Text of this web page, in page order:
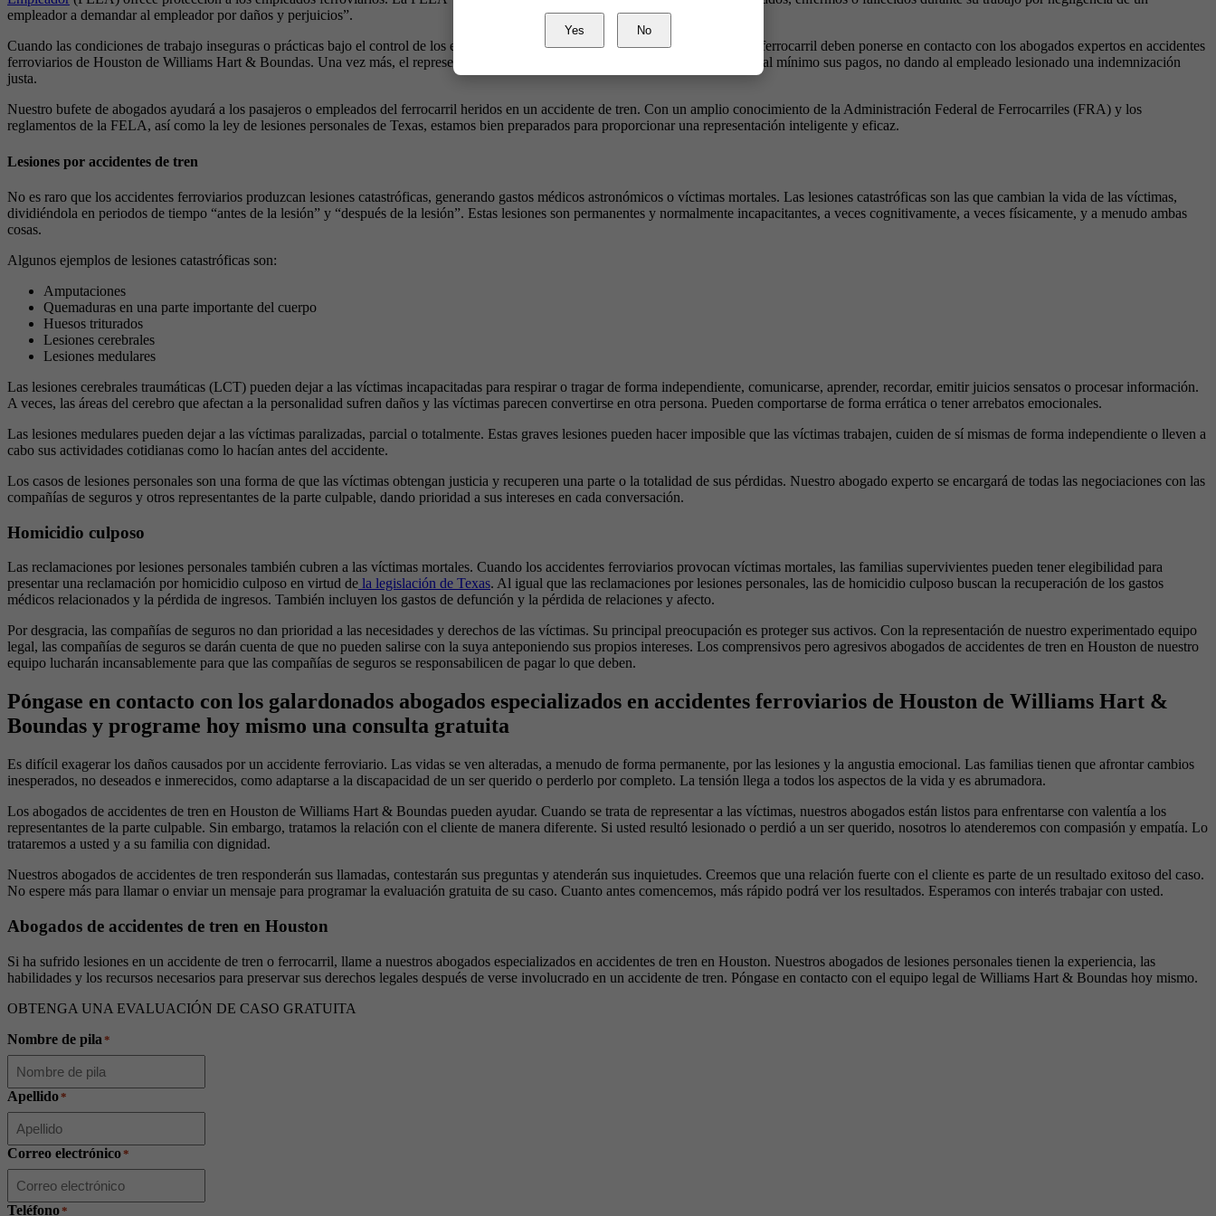
empleador a demandar al empleador por daños y perjuicios”.
Cuando las condiciones de trabajo inseguras o prácticas bajo el control de los empleadores provocan accidentes, los trabajadores del ferrocarril deben ponerse en contacto con los abogados expertos en accidentes
ferroviarios de Houston de Williams Hart & Boundas. Una vez más, el representante del empleador hará todo lo posible para reducir al mínimo sus pagos, no dando al empleado lesionado una indemnización
justa.
Nuestro bufete de abogados ayudará a los pasajeros o empleados del ferrocarril heridos en un accidente de tren. Con un amplio conocimiento de la Administración Federal de Ferrocarriles (FRA) y los
reglamentos de la FELA, así como la ley de lesiones personales de Texas, estamos bien preparados para proporcionar una representación inteligente y eficaz.
Lesiones por accidentes de tren
No es raro que los accidentes ferroviarios produzcan lesiones catastróficas, generando gastos médicos astronómicos o víctimas mortales. Las lesiones catastróficas son las que cambian la vida de las víctimas,
dividiéndola en periodos de tiempo “antes de la lesión” y “después de la lesión”. Estas lesiones son permanentes y normalmente incapacitantes, a veces cognitivamente, a veces físicamente, y a menudo ambas
cosas.
Algunos ejemplos de lesiones catastróficas son:
Amputaciones
Quemaduras en una parte importante del cuerpo
Huesos triturados
Lesiones cerebrales
Lesiones medulares
Las lesiones cerebrales traumáticas (LCT) pueden dejar a las víctimas incapacitadas para respirar o tragar de forma independiente, comunicarse, aprender, recordar, emitir juicios sensatos o procesar información.
A veces, las áreas del cerebro que afectan a la personalidad sufren daños y las víctimas parecen convertirse en otra persona. Pueden comportarse de forma errática o tener arrebatos emocionales.
Las lesiones medulares pueden dejar a las víctimas paralizadas, parcial o totalmente. Estas graves lesiones pueden hacer imposible que las víctimas trabajen, cuiden de sí mismas de forma independiente o lleven a
cabo sus actividades cotidianas como lo hacían antes del accidente.
Los casos de lesiones personales son una forma de que las víctimas obtengan justicia y recuperen una parte o la totalidad de sus pérdidas. Nuestro abogado experto se encargará de todas las negociaciones con las
compañías de seguros y otros representantes de la parte culpable, dando prioridad a sus intereses en cada conversación.
Homicidio culposo
Las reclamaciones por lesiones personales también cubren a las víctimas mortales. Cuando los accidentes ferroviarios provocan víctimas mortales, las familias supervivientes pueden tener elegibilidad para
presentar una reclamación por homicidio culposo en virtud de la legislación de Texas. Al igual que las reclamaciones por lesiones personales, las de homicidio culposo buscan la recuperación de los gastos
médicos relacionados y la pérdida de ingresos. También incluyen los gastos de defunción y la pérdida de relaciones y afecto.
Por desgracia, las compañías de seguros no dan prioridad a las necesidades y derechos de las víctimas. Su principal preocupación es proteger sus activos. Con la representación de nuestro experimentado equipo
legal, las compañías de seguros se darán cuenta de que no pueden salirse con la suya anteponiendo sus propios intereses. Los comprensivos pero agresivos abogados de accidentes de tren en Houston de nuestro
equipo lucharán incansablemente para que las compañías de seguros se responsabilicen de pagar lo que deben.
Póngase en contacto con los galardonados abogados especializados en accidentes ferroviarios de Houston de Williams Hart &
Boundas y programe hoy mismo una consulta gratuita
Es difícil exagerar los daños causados por un accidente ferroviario. Las vidas se ven alteradas, a menudo de forma permanente, por las lesiones y la angustia emocional. Las familias tienen que afrontar cambios
inesperados, no deseados e inmerecidos, como adaptarse a la discapacidad de un ser querido o perderlo por completo. La tensión llega a todos los aspectos de la vida y es abrumadora.
Los abogados de accidentes de tren en Houston de Williams Hart & Boundas pueden ayudar. Cuando se trata de representar a las víctimas, nuestros abogados están listos para enfrentarse con valentía a los
representantes de la parte culpable. Sin embargo, tratamos la relación con el cliente de manera diferente. Si usted resultó lesionado o perdió a un ser querido, nosotros lo atenderemos con compasión y empatía. Lo
trataremos a usted y a su familia con dignidad.
Nuestros abogados de accidentes de tren responderán sus llamadas, contestarán sus preguntas y atenderán sus inquietudes. Creemos que una relación fuerte con el cliente es parte de un resultado exitoso del caso.
No espere más para llamar o enviar un mensaje para programar la evaluación gratuita de su caso. Cuanto antes comencemos, más rápido podrá ver los resultados. Esperamos con interés trabajar con usted.
Abogados de accidentes de tren en Houston
Si ha sufrido lesiones en un accidente de tren o ferrocarril, llame a nuestros abogados especializados en accidentes de tren en Houston. Nuestros abogados de lesiones personales tienen la experiencia, las
habilidades y los recursos necesarios para preservar sus derechos legales después de verse involucrado en un accidente de tren. Póngase en contacto con el equipo legal de Williams Hart & Boundas hoy mismo.
OBTENGA UNA EVALUACIÓN DE CASO GRATUITA
Nombre de pila *
Apellido*
Correo electrónico*
Teléfono*
Yes No